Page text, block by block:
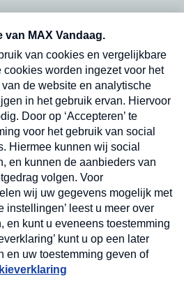
en dinsdagochtend in
Verzend
op onze
en dinsdagochtend in uw